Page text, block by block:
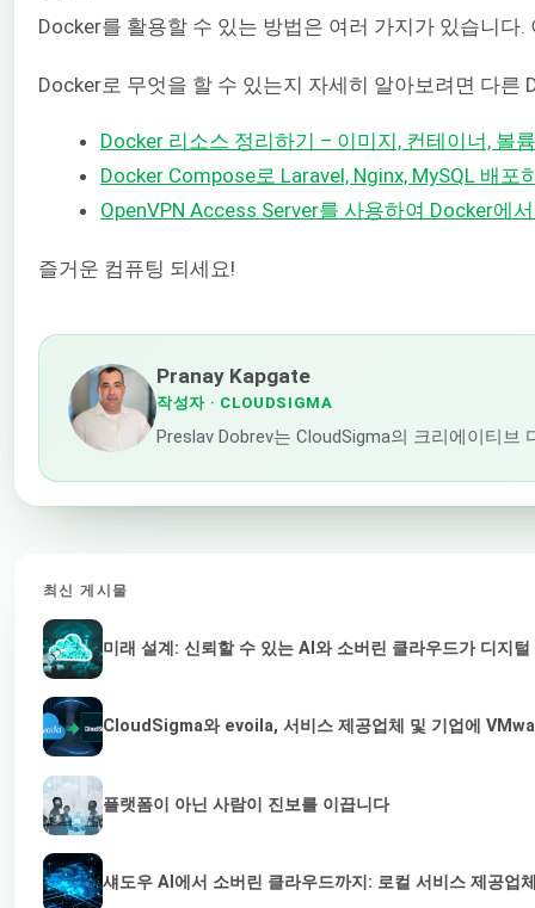
Docker를 활용할 수 있는 방법은 여러 가지가 있습니
Docker로 무엇을 할 수 있는지 자세히 알아보려면 다른
Docker 리소스 정리하기 – 이미지, 컨테이너, 볼륨
Docker Compose로 Laravel, Nginx, MySQL 배포
OpenVPN Access Server를 사용하여 Docker에
즐거운 컴퓨팅 되세요!
Pranay Kapgate
작성자· CLOUDSIGMA
Preslav Dobrev는 CloudSigma의 크리에이티
최신 게시물
미래 설계: 신뢰할 수 있는 AI와 소버린 클라우드가 디지
CloudSigma와 evoila, 서비스 제공업체 및 기업에
플랫폼이 아닌 사람이 진보를 이끕니다
섀도우 AI에서 소버린 클라우드까지: 로컬 서비스 제공업